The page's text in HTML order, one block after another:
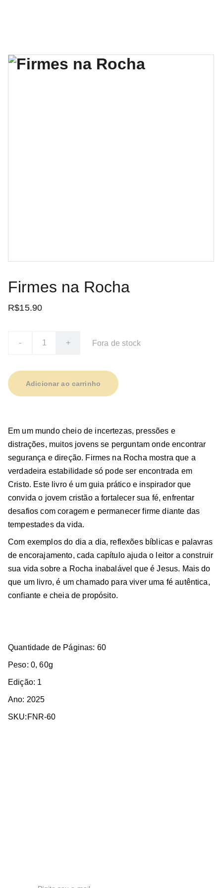
Firmes na Rocha
R$15.90
- + Fora de stock
Adicionar ao carrinho
Em um mundo cheio de incertezas, pressões e
distrações, muitos jovens se perguntam onde encontrar
segurança e direção. Firmes na Rocha mostra que a
verdadeira estabilidade só pode ser encontrada em
Cristo. Este livro é um guia prático e inspirador que
convida o jovem cristão a fortalecer sua fé, enfrentar
desafios com coragem e permanecer firme diante das
tempestades da vida.
Com exemplos do dia a dia, reflexões bíblicas e palavras
de encorajamento, cada capítulo ajuda o leitor a construir
sua vida sobre a Rocha inabalável que é Jesus. Mais do
que um livro, é um chamado para viver uma fé autêntica,
confiante e cheia de propósito.
Quantidade de Páginas: 60
Peso: 0, 60g
Edição: 1
Ano: 2025
SKU:FNR-60